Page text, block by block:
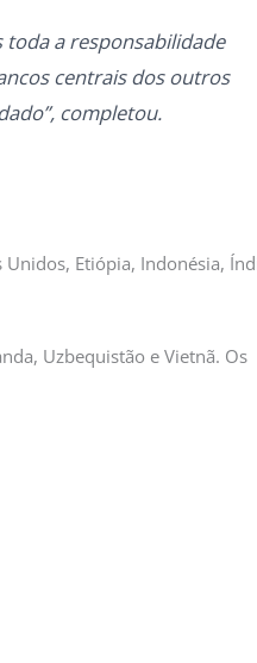
toda a responsabilidade
centrais dos outros
completou.
Etiópia, Indonésia,
Uzbequistão e Vietnã. Os